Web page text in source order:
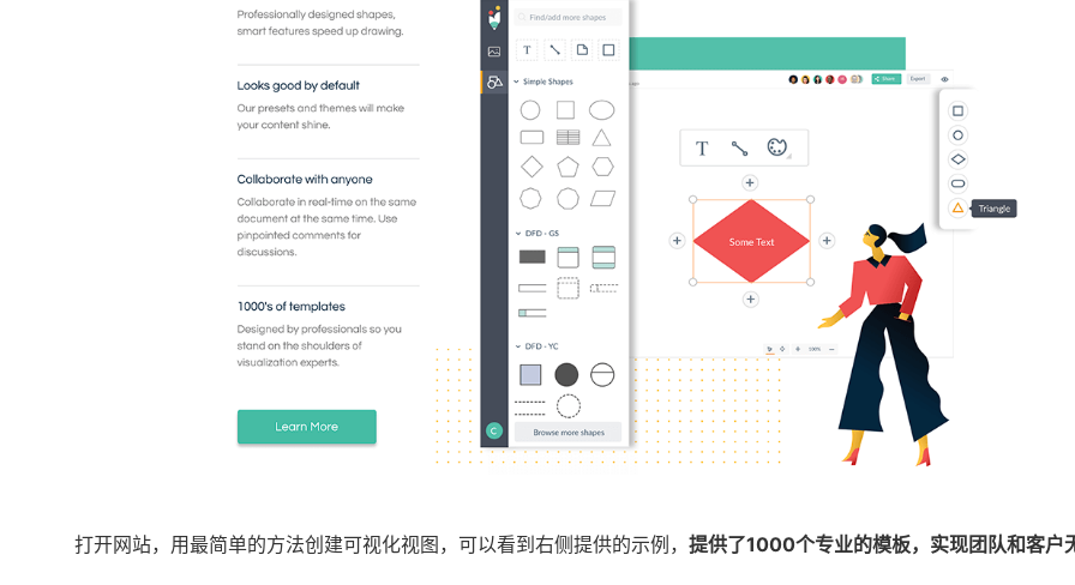
打开网站，用最简单的方法创建可视化视图，可以看到右侧提供的示例， 提供了1000个专业的模板，实现团队和客户